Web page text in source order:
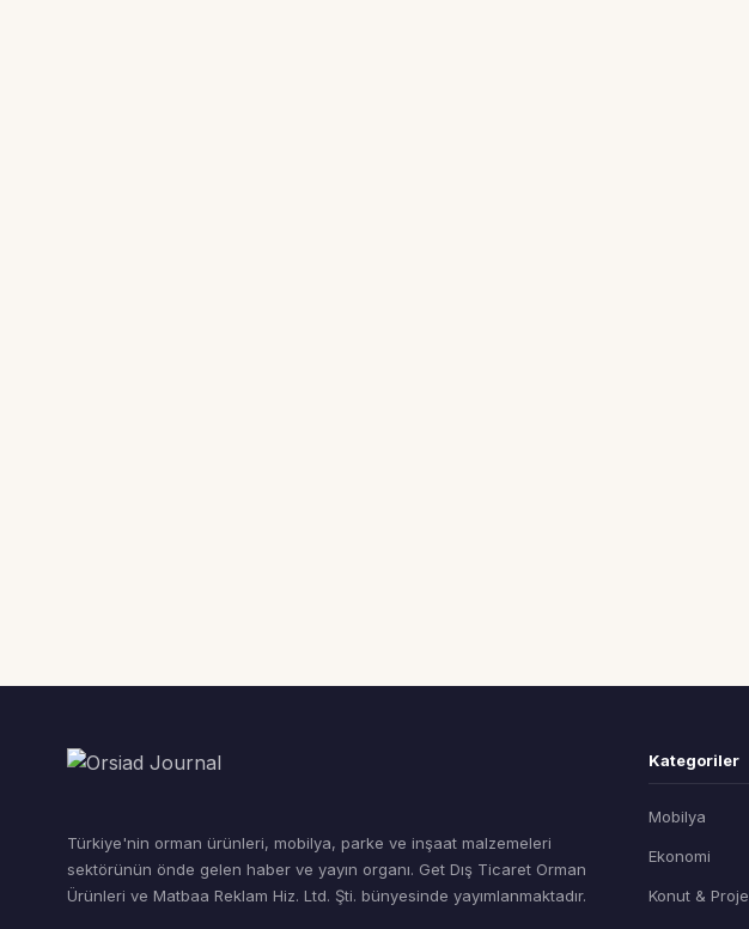
Türkiye'nin orman ürünleri, mobilya, parke ve inşaat malzemeleri
sektörünün önde gelen haber ve yayın organı. Get Dış Ticaret Orman
Ürünleri ve Matbaa Reklam Hiz. Ltd. Şti. bünyesinde yayımlanmaktadır.
Kategoriler
Mobilya
Ekonomi
Konut & Proje